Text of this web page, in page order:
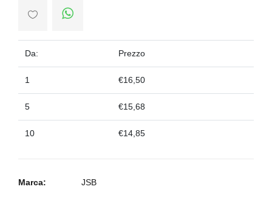
Da: Prezzo
1 €16,50
5 €15,68
10 €14,85
Marca: JSB